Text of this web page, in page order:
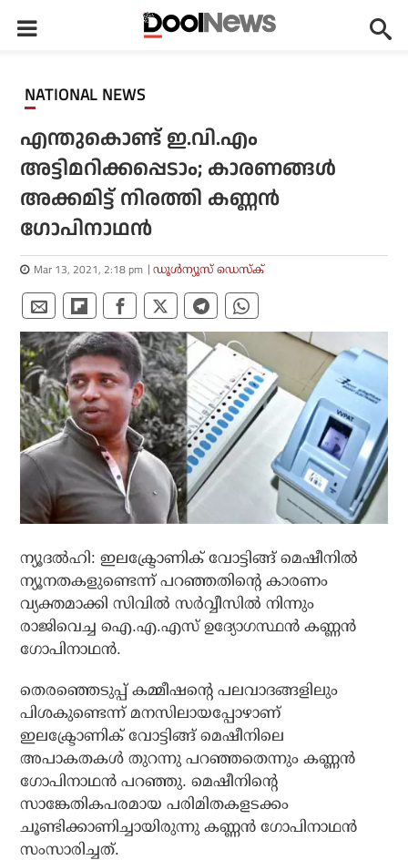
NATIONAL NEWS
എന്തുകൊണ്ട് ഇ.വി.എം
അട്ടിമറിക്കപ്പെടാം; കാരണങ്ങള്‍
അക്കമിട്ട് നിരത്തി കണ്ണന്‍
ഗോപിനാഥന്‍
Mar 13, 2021, 2:18 pm ഡൂള്‍ന്യൂസ് ഡെസ്‌ക്
ന്യൂദല്‍ഹി: ഇലക്ട്രോണിക് വോട്ടിങ്ങ് മെഷീനില്‍
ന്യൂനതകളുണ്ടെന്ന് പറഞ്ഞതിന്റെ കാരണം
വ്യക്തമാക്കി സിവില്‍ സര്‍വ്വീസില്‍ നിന്നും
രാജിവെച്ച ഐ.എ.എസ് ഉദ്യോഗസ്ഥന്‍ കണ്ണന്‍
ഗോപിനാഥന്‍.
തെരഞ്ഞെടുപ്പ് കമ്മീഷന്റെ പലവാദങ്ങളിലും
പിശകുണ്ടെന്ന് മനസിലായപ്പോഴാണ്
ഇലക്ട്രോണിക് വോട്ടിങ്ങ് മെഷീനിലെ
അപാകതകള്‍ തുറന്നു പറഞ്ഞതെന്നും കണ്ണന്‍
ഗോപിനാഥന്‍ പറഞ്ഞു. മെഷീനിന്റെ
സാങ്കേതികപരമായ പരിമിതകളടക്കം
ചൂണ്ടിക്കാണിച്ചായിരുന്നു കണ്ണന്‍ ഗോപിനാഥന്‍
സംസാരിച്ചത്.